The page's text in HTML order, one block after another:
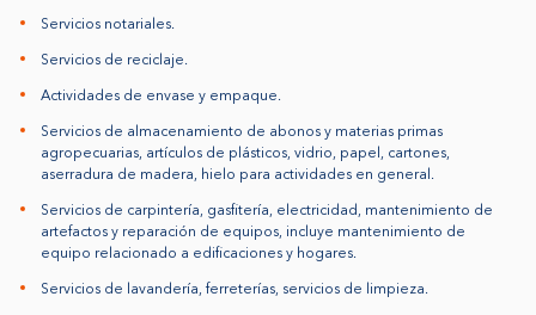
Servicios notariales.
Servicios de reciclaje.
Actividades de envase y empaque.
Servicios de almacenamiento de abonos y materias primas
agropecuarias, artículos de plásticos, vidrio, papel, cartones,
aserradura de madera, hielo para actividades en general.
Servicios de carpintería, gasfitería, electricidad, mantenimiento de
artefactos y reparación de equipos, incluye mantenimiento de
equipo relacionado a edificaciones y hogares.
Servicios de lavandería, ferreterías, servicios de limpieza.